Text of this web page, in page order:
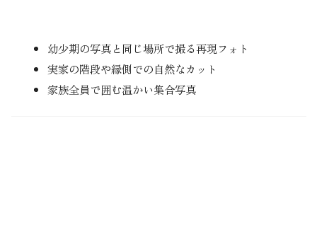
幼少期の写真と同じ場所で撮る再現フォト
実家の階段や縁側での自然なカット
家族全員で囲む温かい集合写真